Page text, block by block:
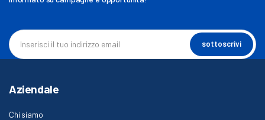
sottoscrivi
Aziendale
Chi siamo